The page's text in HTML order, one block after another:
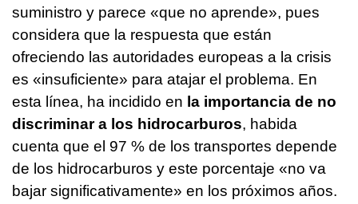
suministro y parece «que no aprende», pues
considera que la respuesta que están
ofreciendo las autoridades europeas a la crisis
es «insuficiente» para atajar el problema. En
esta línea, ha incidido en la importancia de no
discriminar a los hidrocarburos, habida
cuenta que el 97 % de los transportes depende
de los hidrocarburos y este porcentaje «no va
bajar significativamente» en los próximos años.